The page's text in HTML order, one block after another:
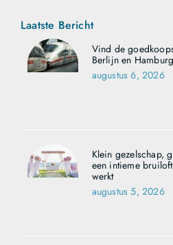
Laatste Bericht
Vind de
Berlijn en
augustus 6, 2026
Klein gezelschap,
een intieme
werkt
augustus 5, 2026